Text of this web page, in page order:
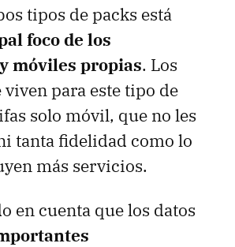
tipos de packs está
foco de los
móviles propias. Los
viven para este tipo de
solo móvil, que no les
tanta fidelidad como lo
más servicios.
en cuenta que los datos